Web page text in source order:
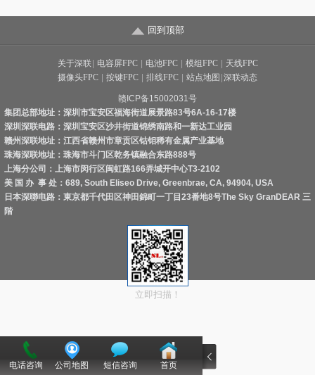
回到顶部
关于深联 电容屏FPC 电池FPC 模组FPC
天线FPC
摄像头FPC
按键FPC 排线FPC 站点地图 深联动态
赣ICP备15002031号
集团总部地址：深圳市宝安区福海街道展景路83号6A-16-17楼
深圳深联电路：深圳宝安区沙井街道锦绣南路和一新达工业园
赣州深联地址：江西省赣州市章贡区钴钼稀有金属产业基地
珠海深联地址：珠海市斗门区乾务镇融合东路888号
上海分公司：上海市闵行区闽虹路166弄城开中心T3-2102
美 国 办 事 处：689, South Eliseo Drive, Greenbrae, CA, 94904, USA
日本深聯电路：東京都千代田区神田錦町一丁目23番地8号The Sky GranDEAR 三
階
立即扫描！
电话咨询 公司地图 短信咨询 首页